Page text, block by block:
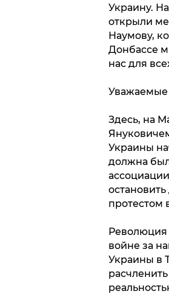
Украину.
открыли
Наумову,
Донбассе
нас для
Уважаемые
Здесь, на
Украины
должна
Революция
войне за
Украины в